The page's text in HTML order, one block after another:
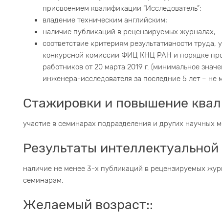
присвоением квалификации “Исследователь”;
владение техническим английским;
наличие публикаций в рецензируемых журналах;
соответствие критериям результативности
конкурсной комиссии ФИЦ КНЦ РАН и порядке
работников от 20 марта 2019 г. (минимальное
инженера-исследователя за последние 5 лет – не
Стажировки и повышение
участие в семинарах подразделения и других
Результаты
наличие не менее 3-х публикаций в рецензируемых
семинарам.
Желаемый возраст::